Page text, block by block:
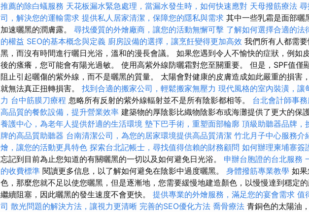
推薦的除白蟻服務 天花板漏水緊急處理，當漏水發生時，如何快速應對 天母撥筋療法
司，解決您的運輸需求 提供私人居家清潔，保障您的隱私與需求 其中一些乳霜是面部曬
加速曬黑的潤膚露。 尋找優質的外燴廠商，讓您的活動無懈可擊 了解如何選擇合適的法
的權益 SEO的基本概念與定義 廚房設備的選擇，讓烹飪變得更加高效 我們所有人都需
黑，而沒有時間進行曬日光浴，溫和的漫長會議。 如果您遇到令人不愉快的症狀，例如
後的瘙癢，您可能會有陽光過敏。 使用高紫外線防曬霜對您至關重要。 但是，SPF值僅
阻止引起曬傷的紫外線，而不是曬黑的質量。 太陽會對健康的皮膚造成如此嚴重的損害
就無法真正扭轉損害。 找到合適的搬家公司，輕鬆搬家無壓力 現代風格的室內裝潢，讓
力 台中筋膜刀療程 忽略所有反射的紫外線輻射並不是所有陰影都相等。 台北會計師事
高品質的餐飲設備，提升營業效率 建築物的厚陰影比織物陰影布或海灘提供了更大的保
養護中心，為老年人提供舒適的生活環境 墊下巴手術，重塑面部輪廓 頂級助聽器品牌，
牌的高品質助聽器 台南清潔公司，為您的居家環境提供高品質清潔 竹北月子中心服務介
燴，讓您的活動更具特色 探索台北記帳士，尋找值得信賴的財務顧問 如何辦理柬埔寨簽
忘記到目前為止您知道的有關曬黑的一切以及如何避免日光浴。 申辦台胞證的台北服務
的收費標準 閱讀更多信息，以了解如何避免在陰影中過度曬黑。 身體撥筋專業教學 如
色，那麼您就不足以使您曬黑，但是逐漸地，您需要緩慢地建造顏色，以慢慢達到穩定
繼續阻塞，因此曬黑的發生速度不會更快。 提供專業的外燴服務，滿足您的宴會需求 值
司 散光問題的解決方法，讓視力更清晰 完善的SEO優化方法 喬骨療法 青銅色的太陽油